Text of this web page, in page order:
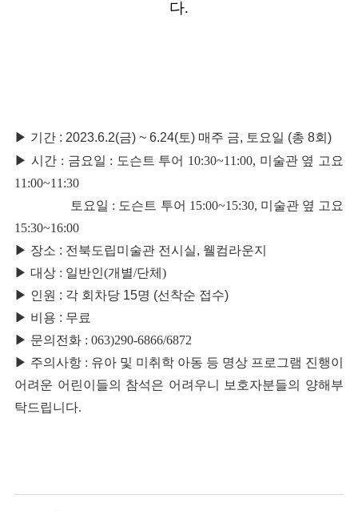
다.
▶ 기간 : 2023.6.2(금) ~ 6.24(토) 매주 금, 토요일 (총 8회)
▶시간 : 금요일 : 도슨트 투어 10:30~11:00, 미술관 옆 고요
11:00~11:30
토요일 : 도슨트 투어 15:00~15:30, 미술관 옆 고요
15:30~16:00
▶ 장소 : 전북도립미술관 전시실, 웰컴라운지
▶ 대상 : 일반인(개별/단체)
▶ 인원 : 각 회차당 15명 (선착순 접수)
▶ 비용 : 무료
▶ 문의전화 : 063)290-6866/6872
▶ 주의사항 : 유아 및 미취학 아동 등 명상 프로그램 진행이
어려운 어린이들의 참석은 어려우니 보호자분들의 양해부
탁드립니다.